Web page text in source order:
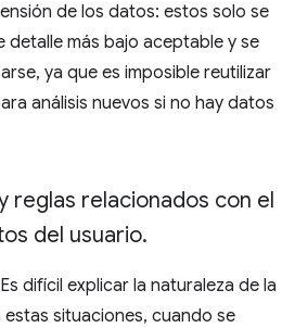
de los datos: estos solo se
detalle más bajo aceptable y se
ya que es imposible reutilizar
análisis nuevos si no hay datos
reglas relacionados con el
del usuario.
difícil explicar la naturaleza de la
situaciones, cuando se